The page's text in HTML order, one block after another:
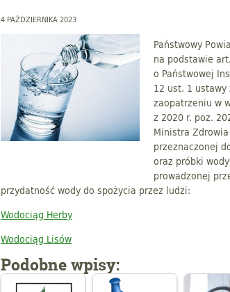
4 PAŹDZIERNIKA 2023
Państwowy
na podstawie
o Państwowej
12 ust. 1
zaopatrzeniu w
z 2020 r. poz.
Ministra
przeznaczonej
oraz próbki
prowadzonej
przydatność wody do spożycia przez ludzi:
Wodociąg Herby
Wodociąg Lisów
Podobne wpisy: